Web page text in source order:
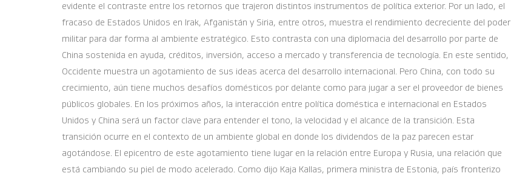
evidente el contraste entre los retornos que trajeron distintos instrumentos de política exterior. Por un lado, el
fracaso de Estados Unidos en Irak, Afganistán y Siria, entre otros, muestra el rendimiento decreciente del poder
militar para dar forma al ambiente estratégico. Esto contrasta con una diplomacia del desarrollo por parte de
China sostenida en ayuda, créditos, inversión, acceso a mercado y transferencia de tecnología. En este sentido,
Occidente muestra un agotamiento de sus ideas acerca del desarrollo internacional. Pero China, con todo su
crecimiento, aún tiene muchos desafíos domésticos por delante como para jugar a ser el proveedor de bienes
públicos globales. En los próximos años, la interacción entre política doméstica e internacional en Estados
Unidos y China será un factor clave para entender el tono, la velocidad y el alcance de la transición. Esta
transición ocurre en el contexto de un ambiente global en donde los dividendos de la paz parecen estar
agotándose. El epicentro de este agotamiento tiene lugar en la relación entre Europa y Rusia, una relación que
está cambiando su piel de modo acelerado. Como dijo Kaja Kallas, primera ministra de Estonia, país fronterizo